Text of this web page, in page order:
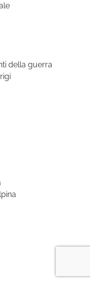
della guerra